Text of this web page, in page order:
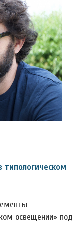
типологическом
освещении» под